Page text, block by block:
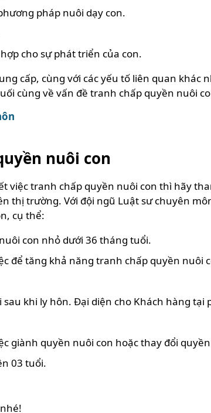
pháp nuôi dạy con.
cho sự phát triển của con.
cấp, cùng với các yếu tố liên quan khác
cùng về vấn đề tranh chấp quyền nuôi
nuôi con
việc tranh chấp quyền nuôi con thì hãy
thị trường. Với đội ngũ Luật sư chuyên
cụ thể:
con nhỏ dưới 36 tháng tuổi.
để tăng khả năng tranh chấp quyền nuôi
khi ly hôn. Đại diện cho Khách hàng
giành quyền nuôi con hoặc thay đổi
03 tuổi.